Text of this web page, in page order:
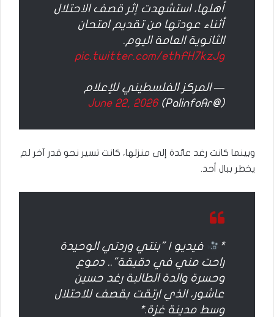
أهلها، استشهدت إثر قصف الاحتلال
أثناء عودتها من تقديم امتحان
الثانوية العامة اليوم.
pic.twitter.com/ethFH7kzJg
— المركز الفلسطيني للإعلام
(@PalinfoAr)
June 22, 2026
وبينما كانت رغد عائدة إلى منزلها، كانت تسير نحو قدر آخر لم
يخطر ببال أحد.
*
فيديو | "بنتي وردتي الوحيدة
راحت مني في دقيقة".. دموع
وحسرة والدة الطالبة رغد حسين
عاشور، الذي ارتقت بقصف للاحتلال
وسط مدينة غزة.*